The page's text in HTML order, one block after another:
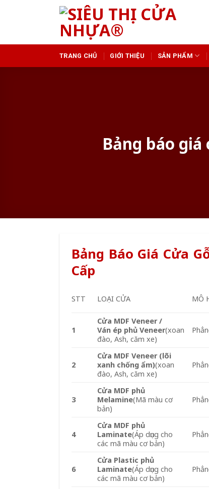
TRANG CHỦ GIỚI THIỆU SẢN PHẨM
Bảng báo
Bảng Báo Giá Cửa
Cấp
STT LOẠI CỬA MÔ
1
Cửa MDF Veneer /
Ván ép phủ Veneer(xoan
đào, Ash, căm xe)
2
Cửa MDF Veneer (lõi
xanh chống ẩm)(xoan
đào, Ash, căm xe)
3
Cửa MDF phủ
Melamine(Mã màu cơ
bản)
4
Cửa MDF phủ
Laminate(Áp dụng cho
các mã màu cơ bản)
6
Cửa Plastic phủ
Laminate(Áp dụng cho
các mã màu cơ bản)